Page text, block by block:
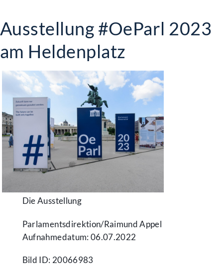
Ausstellung #OeParl 2023
am Heldenplatz
Die Ausstellung
Parlamentsdirektion/​Raimund Appel
Aufnahmedatum: 06.07.2022
Bild ID: 20066983